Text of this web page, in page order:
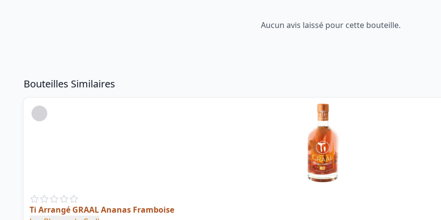
Aucun avis laissé pour cette bouteille.
Bouteilles Similaires
Ti Arrangé GRAAL Ananas Framboise